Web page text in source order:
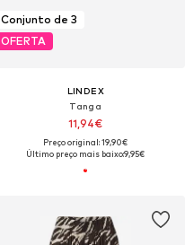
Conjunto de 3
OFERTA
LINDEX
Tanga
11,94€
Preço original: 19,90€
Último preço mais baixo:9,95€